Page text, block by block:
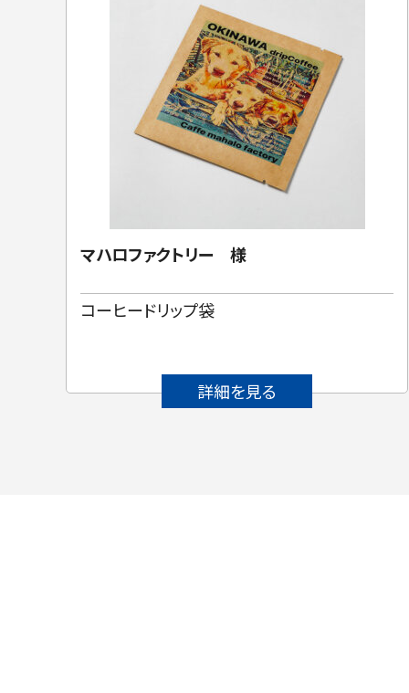
マハロファクトリー 様
コーヒードリップ袋
詳細を見る